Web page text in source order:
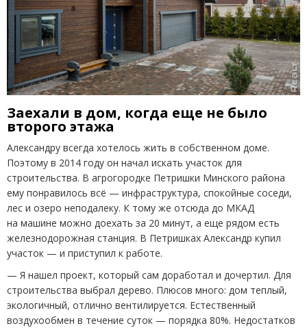
Заехали в дом, когда еще не было
второго этажа
Александру всегда хотелось жить в собственном доме.
Поэтому в 2014 году он начал искать участок для
строительства. В агрогородке Петришки Минского района
ему понравилось всё — инфраструктура, спокойные соседи,
лес и озеро неподалеку. К тому же отсюда до МКАД
на машине можно доехать за 20 минут, а еще рядом есть
железнодорожная станция. В Петришках Александр купил
участок — и приступил к работе.
— Я нашел проект, который сам доработал и дочертил. Для
строительства выбрал дерево. Плюсов много: дом теплый,
экологичный, отлично вентилируется. Естественный
воздухообмен в течение суток — порядка 80%. Недостатков